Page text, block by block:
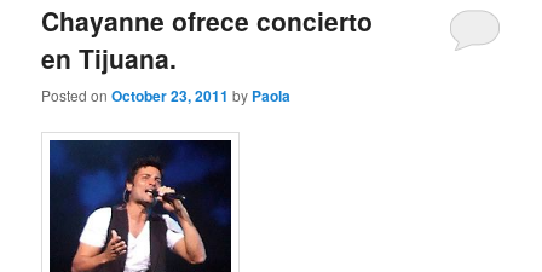
Chayanne ofrece concierto
en Tijuana.
Posted onOctober 23, 2011 by Paola